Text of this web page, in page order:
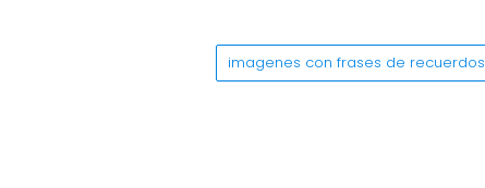
imagenes con frases de recuerdos